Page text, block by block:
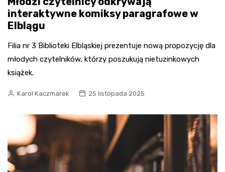
interaktywne komiksy paragrafowe w
Elblągu
Filia nr 3 Biblioteki Elbląskiej prezentuje nową propozycję dla
młodych czytelników, którzy poszukują nietuzinkowych
książek.
Karol Kaczmarek 25 listopada 2025